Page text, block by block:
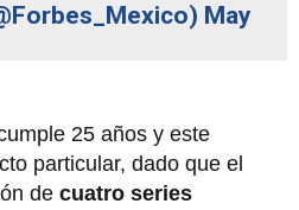
May
25 años y este
particular, dado que el
de cuatro series